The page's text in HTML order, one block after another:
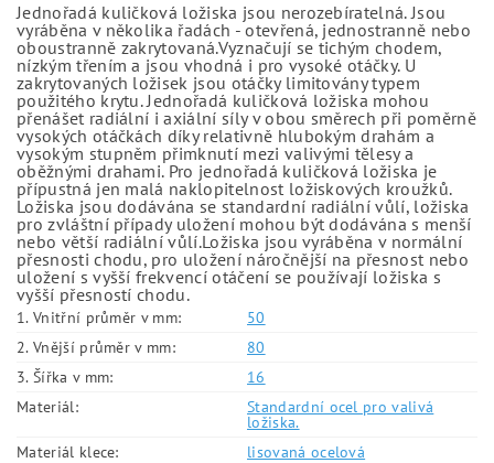
Jednořadá kuličková ložiska jsou nerozebíratelná. Jsou
vyráběna v několika řadách - otevřená, jednostranně nebo
oboustranně zakrytovaná.Vyznačují se tichým chodem,
nízkým třením a jsou vhodná i pro vysoké otáčky. U
zakrytovaných ložisek jsou otáčky limitovány typem
použitého krytu. Jednořadá kuličková ložiska mohou
přenášet radiální i axiální síly v obou směrech při poměrně
vysokých otáčkách díky relativně hlubokým drahám a
vysokým stupněm přimknutí mezi valivými tělesy a
oběžnými drahami. Pro jednořadá kuličková ložiska je
přípustná jen malá naklopitelnost ložiskových kroužků.
Ložiska jsou dodávána se standardní radiální vůlí, ložiska
pro zvláštní případy uložení mohou být dodávána s menší
nebo větší radiální vůlí.Ložiska jsou vyráběna v normální
přesnosti chodu, pro uložení náročnější na přesnost nebo
uložení s vyšší frekvencí otáčení se používají ložiska s
vyšší přesností chodu.
1. Vnitřní průměr v mm:
50
2. Vnější průměr v mm:
80
3. Šířka v mm:
16
Materiál:
Standardní ocel pro valivá
ložiska.
Materiál klece:
lisovaná ocelová